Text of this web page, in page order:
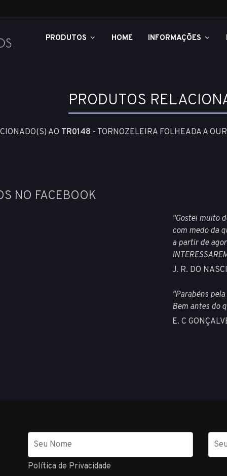
PRODUTOS HOME INFORMAÇÕES
PRODUTOS
AO TR0148 - TORNOZELEIRA FOLHEADA A
NO FACEBOOK
"Gostei muito
com medo da
a partir de
J. R. DO
"Parabéns
Bem antes do
E. C
Nome
E-
mail
Política de Privacidade